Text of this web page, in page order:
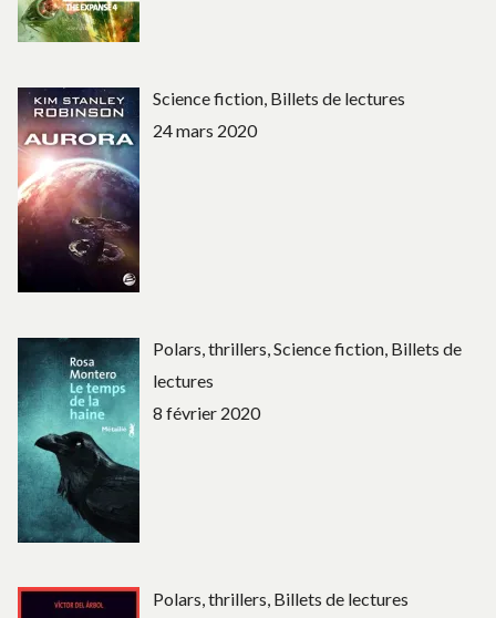
Science fiction, Billets de lectures
24 mars 2020
Polars, thrillers, Science fiction, Billets de
lectures
8 février 2020
Polars, thrillers, Billets de lectures